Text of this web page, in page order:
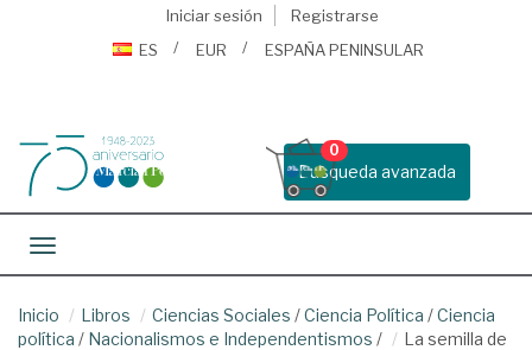
Iniciar sesión
Registrarse
ES
EUR ESPAÑA PENINSULAR
Busqueda avanzada
0
Toggle navigation
Inicio Libros Ciencias Sociales /Ciencia Política /Ciencia
política / Nacionalismos e Independentismos /
La semilla de